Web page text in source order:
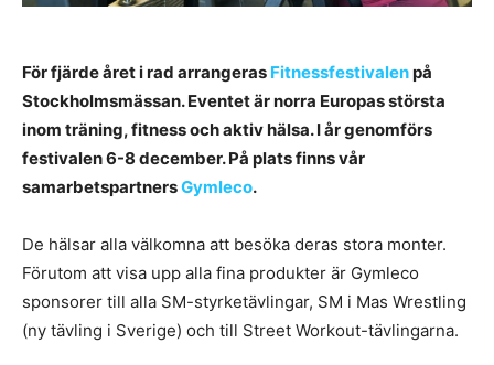
För fjärde året i rad arrangeras Fitnessfestivalenpå
Stockholmsmässan. Eventet är norra Europas största
inom träning, fitness och aktiv hälsa. I år genomförs
festivalen 6-8 december. På plats finns vår
samarbetspartnersGymleco.
De hälsar alla välkomna att besöka deras stora monter.
Förutom att visa upp alla fina produkter är Gymleco
sponsorer till alla SM-styrketävlingar, SM i Mas Wrestling
(ny tävling i Sverige) och till Street Workout-tävlingarna.